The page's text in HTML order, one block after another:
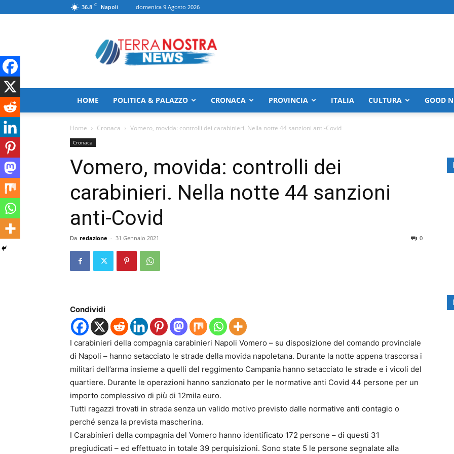
36.8 C Napoli domenica 9 Agosto 2026
HOME POLITICA & PALAZZO CRONACA PROVINCIA ITALIA CULTURA GOOD
Home Cronaca Vomero, movida: controlli dei carabinieri. Nella notte 44 sanzioni anti-Covid
Cronaca
Vomero, movida: controlli dei
carabinieri. Nella notte 44 sanzioni
anti-Covid
Da redazione - 31 Gennaio 2021 0
Condividi
I carabinieri della compagnia carabinieri Napoli Vomero – su disposizione del comando provinciale
di Napoli – hanno setacciato le strade della movida napoletana. Durante la notte appena trascorsa i
militari dell’arma insieme a quelli del reggimento Campania hanno setacciato le strade e i vicoli del
quartiere. Durante le operazioni hanno sanzionato per le normative anti Covid 44 persone per un
importo complessivo di più di 12mila euro.
Tutti ragazzi trovati in strada senza un valido motivo previsto dalle normative anti contagio o
perché senza la prevista mascherina.
I Carabinieri della compagnia del Vomero hanno identificato 172 persone – di questi 31
pregiudicati – ed effettuato in totale 39 perquisizioni. Sono state 5 le persone segnalate alla